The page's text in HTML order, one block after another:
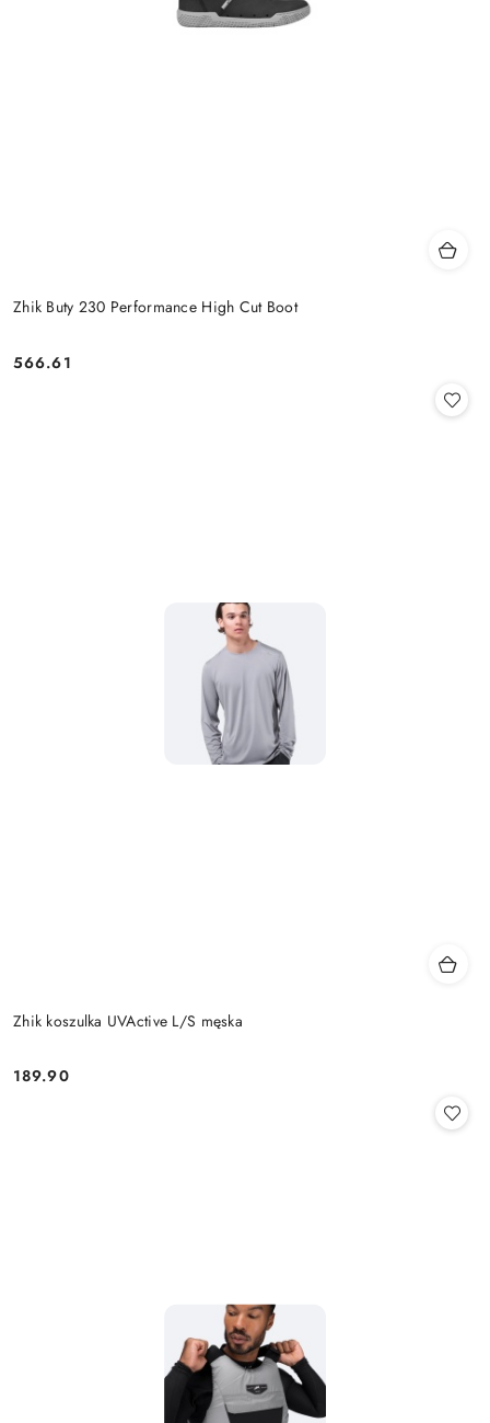
Zhik Buty 230 Performance High Cut Boot
Cena:
566.61
Zhik koszulka UVActive L/S męska
Cena:
189.90